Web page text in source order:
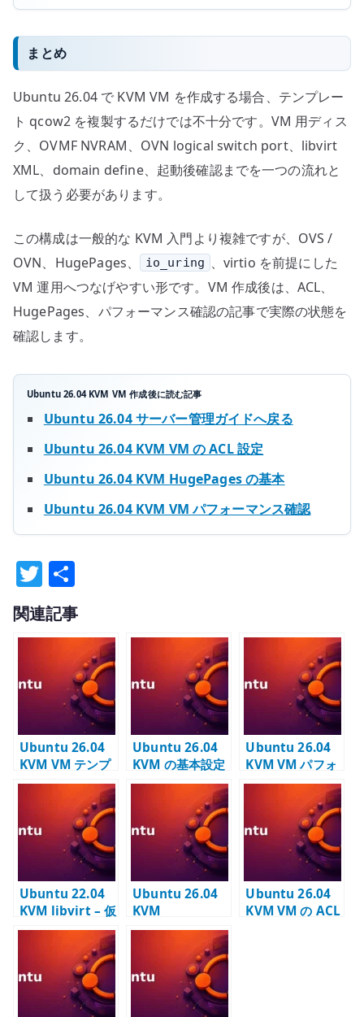
まとめ
Ubuntu 26.04 で KVM VM を作成する場合、テンプレー
ト qcow2 を複製するだけでは不十分です。VM 用ディス
ク、OVMF NVRAM、OVN logical switch port、libvirt
XML、domain define、起動後確認までを一つの流れと
して扱う必要があります。
この構成は一般的な KVM 入門より複雑ですが、OVS /
OVN、HugePages、
io_uring 、virtio を前提にした
VM 運用へつなげやすい形です。VM 作成後は、ACL、
HugePages、パフォーマンス確認の記事で実際の状態を
確認します。
Ubuntu 26.04 KVM VM 作成後に読む記事
Ubuntu 26.04 サーバー管理ガイドへ戻る
Ubuntu 26.04 KVM VM の ACL 設定
Ubuntu 26.04 KVM HugePages の基本
Ubuntu 26.04 KVM VM パフォーマンス確認
T
w
it
r
有
関連記事
Ubuntu 26.04
KVM VM テンプ
レートの作成 –
autoinstall と
qcow2 の複製元
を作る
Ubuntu 26.04
KVM の基本設定
– libvirt / Open
vSwitch / OVN
の土台を作る
Ubuntu 26.04
KVM VM パフォ
ーマンス確認 –
HugePages /
io_uring を見る
Ubuntu 22.04
KVM libvirt – 仮
想ネットワーク
と管理基盤を確
Ubuntu 26.04
KVM
HugePages の
基本 – VM 用メ
モリを起動時に
予約する
Ubuntu 26.04
KVM VM の ACL